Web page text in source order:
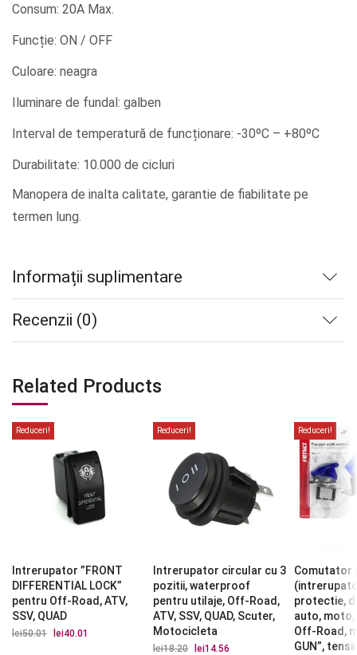
Consum: 20A Max.
Funcție: ON / OFF
Culoare: neagra
Iluminare de fundal: galben
Interval de temperatură de funcționare: -30ºC – +80ºC
Durabilitate: 10.000 de cicluri
Manopera de inalta calitate, garantie de fiabilitate pe
termen lung.
Informații suplimentare
Recenzii (0)
Related Products
Reduceri!
Intrerupator ”FRONT
DIFFERENTIAL LOCK”
pentru Off-Road, ATV,
SSV, QUAD
lei50.01
Prețul
lei40.01
Reduceri!
Intrerupator circular cu 3
pozitii, waterproof
pentru utilaje, Off-Road,
ATV, SSV, QUAD, Scuter,
Motocicleta
lei18.20
Prețul
lei14.56
Reduceri!
Comutator
protectie,
auto, moto,
Off-Road,
GUN”,